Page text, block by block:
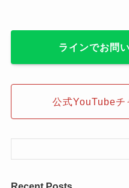
ラインでお問
公式YouTubeチ